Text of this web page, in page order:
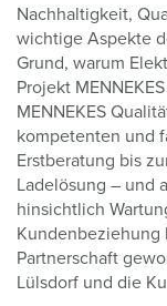
Nachhaltigkeit,
wichtige Aspekte
Grund, warum
Projekt
MENNEKES
kompetenten und
Erstberatung bis
Ladelösung – und
hinsichtlich
Kundenbeziehung
Partnerschaft
Lülsdorf und die